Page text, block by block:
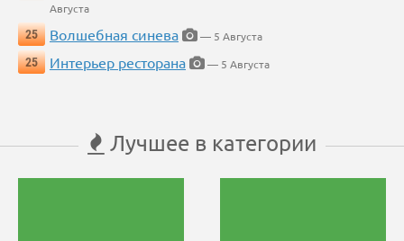
Августа
25
Волшебная синева
— 5 Августа
25
Интерьер ресторана — 5 Августа
Лучшее в категории